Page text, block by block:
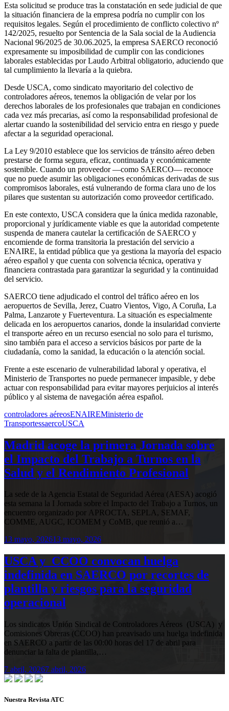
Esta solicitud se produce tras la constatación en sede judicial de que
la situación financiera de la empresa podría no cumplir con los
requisitos legales. Según el procedimiento de conflicto colectivo nº
142/2025, resuelto por Sentencia de la Sala social de la Audiencia
Nacional 96/2025 de 30.06.2025, la empresa SAERCO reconoció
expresamente su imposibilidad de cumplir con las condiciones
laborales establecidas por Laudo Arbitral obligatorio, aduciendo que
tal cumplimiento la llevaría a la quiebra.
Desde USCA, como sindicato mayoritario del colectivo de
controladores aéreos, tenemos la obligación de velar por los
derechos laborales de los profesionales que trabajan en condiciones
cada vez más precarias, así como la responsabilidad profesional de
alertar cuando la sostenibilidad del servicio entra en riesgo y puede
afectar a la seguridad operacional.
La Ley 9/2010 establece que los servicios de tránsito aéreo deben
prestarse de forma segura, eficaz, continuada y económicamente
sostenible. Cuando un proveedor —como SAERCO— reconoce
que no puede asumir las obligaciones económicas derivadas de sus
compromisos laborales, está vulnerando de forma clara uno de los
pilares que sustentan su autorización como proveedor certificado.
En este contexto, USCA considera que la única medida razonable,
proporcional y jurídicamente viable es que la autoridad competente
suspenda de manera cautelar la certificación de SAERCO y
encomiende de forma transitoria la prestación del servicio a
ENAIRE, la entidad pública que ya gestiona la mayoría del espacio
aéreo español y que cuenta con solvencia técnica, operativa y
financiera contrastada para garantizar la seguridad y la continuidad
del servicio.
SAERCO tiene adjudicado el control del tráfico aéreo en los
aeropuertos de Sevilla, Jerez, Cuatro Vientos, Vigo, A Coruña, La
Palma, Lanzarote y Fuerteventura. La situación es especialmente
delicada en los aeropuertos canarios, donde la insularidad convierte
el transporte aéreo en un recurso esencial no solo para el turismo,
sino también para el acceso a servicios básicos por parte de la
ciudadanía, como la sanidad, la educación o la atención social.
Frente a este escenario de vulnerabilidad laboral y operativa, el
Ministerio de Transportes no puede permanecer impasible, y debe
actuar con responsabilidad para evitar mayores perjuicios al interés
público y al sistema de navegación aérea español.
controladores aéreosENAIREMinisterio de
TransportessaercoUSCA
Madrid acoge la primera Jornada sobre
el Impacto del Trabajo a Turnos en la
Salud y el Rendimiento Profesional
La sede de la Agencia Estatal de Seguridad Aérea (AESA) acogió
esta semana la I Jornada sobre el Impacto del Trabajo a Turnos, un
encuentro organizado por APROCTA, SEPLA, SEMAF,
COMME, AUGC, ICOMEM y CoMB, que reunió a…
13 mayo, 202613 mayo, 2026
USCA y CCOO convocan huelga
indefinida en SAERCO por recortes de
plantilla y riesgos para la seguridad
operacional
Los sindicatos Unión Sindical de Controladores Aéreos (USCA) y
Comisiones Obreras (CCOO) han preavisado una huelga indefinida
en SAERCO a partir de las 00:00 horas del 17 de abril para
denunciar la falta de plantilla,…
7 abril, 20267 abril, 2026
Nuestra Revista ATC